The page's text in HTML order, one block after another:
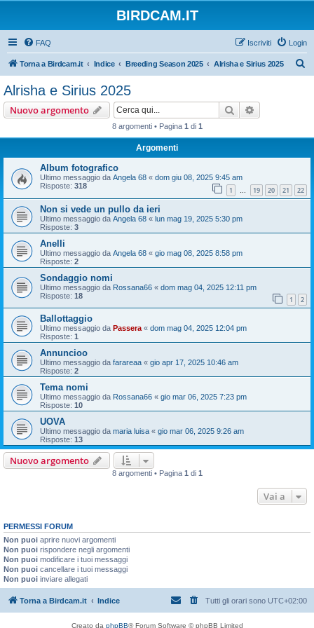
BIRDCAM.IT
FAQ Login
Iscriviti
Torna a Birdcam.it Indice Breeding Season 2025 Alrisha e Sirius 2025
Alrisha e Sirius 2025
Nuovo argomento Cerca
8 argomenti • Pagina 1 di 1
Argomenti
Album fotografico
Ultimo messaggio da Angela 68 « dom giu 08, 2025 9:45 am
Risposte: 318 1 … 19 20 21 22
Non si vede un pullo da ieri
Ultimo messaggio da Angela 68 « lun mag 19, 2025 5:30 pm
Risposte: 3
Anelli
Ultimo messaggio da Angela 68 « gio mag 08, 2025 8:58 pm
Risposte: 2
Sondaggio nomi
Ultimo messaggio da Rossana66 « dom mag 04, 2025 12:11 pm
Risposte: 18 1 2
Ballottaggio
Ultimo messaggio da Passera « dom mag 04, 2025 12:04 pm
Risposte: 1
Annuncioo
Ultimo messaggio da farareaa « gio apr 17, 2025 10:46 am
Risposte: 2
Tema nomi
Ultimo messaggio da Rossana66 « gio mar 06, 2025 7:23 pm
Risposte: 10
UOVA
Ultimo messaggio da maria luisa « gio mar 06, 2025 9:26 am
Risposte: 13
Nuovo argomento
8 argomenti • Pagina 1 di 1
Vai a
PERMESSI FORUM
Non puoi aprire nuovi argomenti
Non puoi rispondere negli argomenti
Non puoi modificare i tuoi messaggi
Non puoi cancellare i tuoi messaggi
Non puoi inviare allegati
Torna a Birdcam.it Indice Tutti gli orari sono UTC+02:00
Creato da phpBB® Forum Software © phpBB Limited